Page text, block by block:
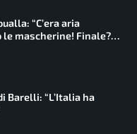
“C’era aria
le mascherine! Finale?
Barelli: “L’Italia ha